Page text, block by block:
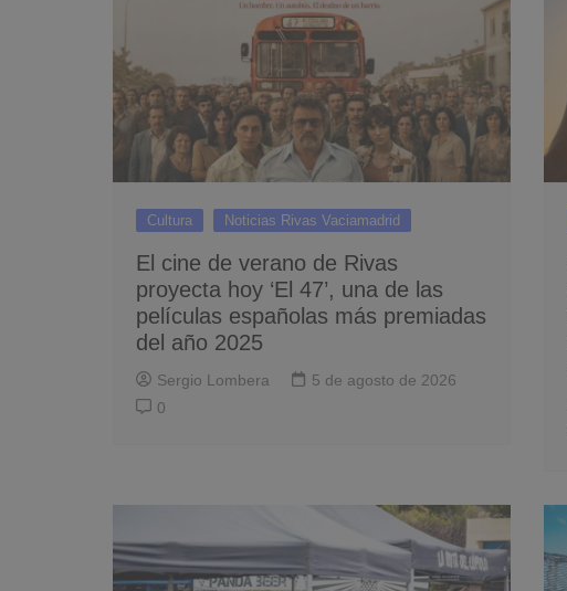
Cultura Noticias Rivas Vaciamadrid
El cine de verano de Rivas
proyecta hoy ‘El 47’, una de las
películas españolas más premiadas
del año 2025
Sergio Lombera
5 de agosto de 2026
0